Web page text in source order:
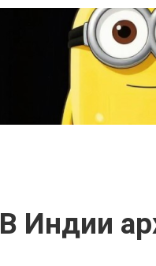
В Индии